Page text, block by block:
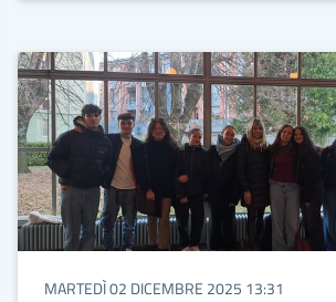
MARTEDÌ 02 DICEMBRE 2025 13:31